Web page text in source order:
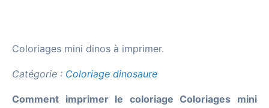
Coloriages mini dinos à imprimer.
Catégorie : Coloriage dinosaure
Comment imprimer le coloriage Coloriages mini